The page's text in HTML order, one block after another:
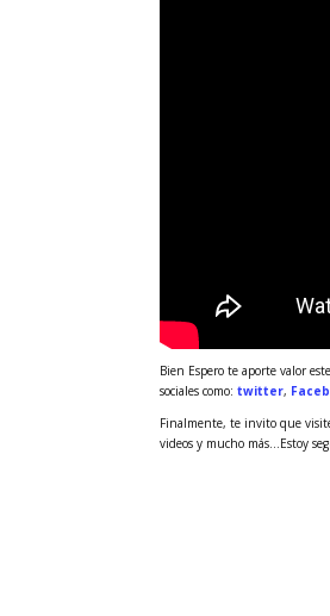
Bien Espero te aporte valor
sociales como:twitter,
Finalmente, te invito que
videos y mucho más…Estoy